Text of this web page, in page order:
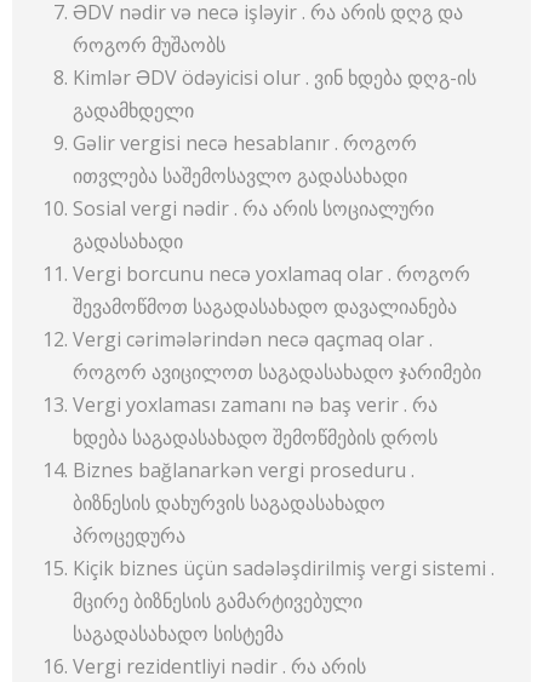
ƏDV nədir və necə işləyir . რა არის დღგ და
როგორ მუშაობს
Kimlər ƏDV ödəyicisi olur . ვინ ხდება დღგ-ის
გადამხდელი
Gəlir vergisi necə hesablanır . როგორ
ითვლება საშემოსავლო გადასახადი
Sosial vergi nədir . რა არის სოციალური
გადასახადი
Vergi borcunu necə yoxlamaq olar . როგორ
შევამოწმოთ საგადასახადო დავალიანება
Vergi cərimələrindən necə qaçmaq olar .
როგორ ავიცილოთ საგადასახადო ჯარიმები
Vergi yoxlaması zamanı nə baş verir . რა
ხდება საგადასახადო შემოწმების დროს
Biznes bağlanarkən vergi proseduru .
ბიზნესის დახურვის საგადასახადო
პროცედურა
Kiçik biznes üçün sadələşdirilmiş vergi sistemi .
მცირე ბიზნესის გამარტივებული
საგადასახადო სისტემა
Vergi rezidentliyi nədir . რა არის